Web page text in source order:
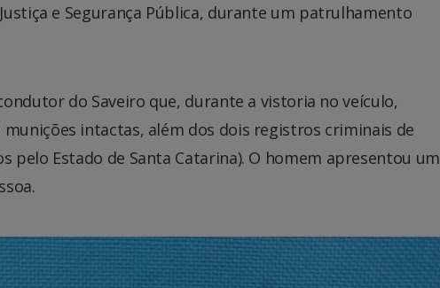
e Segurança Pública, durante um patrulhamento
do Saveiro que, durante a vistoria no veículo,
intactas, além dos dois registros criminais de
pelo Estado de Santa Catarina). O homem apresentou um